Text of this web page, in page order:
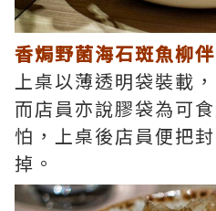
香焗野菌海石斑魚柳
上桌以薄透明袋裝載
而店員亦說膠袋為可
怕，上桌後店員便把
掉。